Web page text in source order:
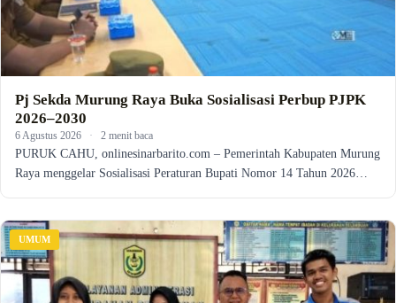
Pj Sekda Murung Raya Buka Sosialisasi Perbup PJPK
2026–2030
6 Agustus 2026 · 2 menit baca
PURUK CAHU, onlinesinarbarito.com – Pemerintah Kabupaten Murung
Raya menggelar Sosialisasi Peraturan Bupati Nomor 14 Tahun 2026…
UMUM